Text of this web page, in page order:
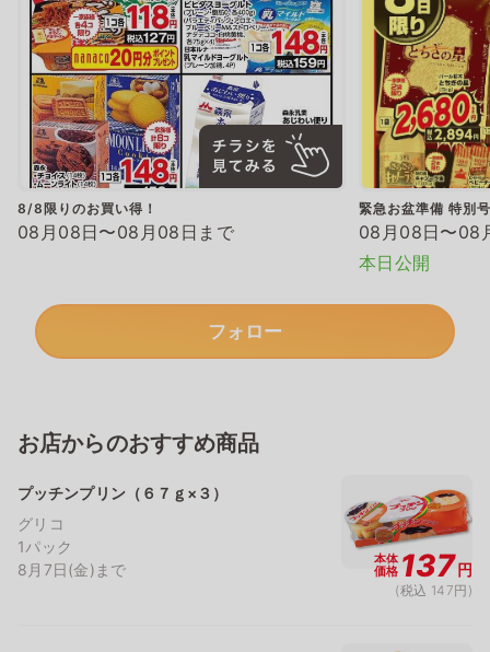
8/8限りのお買い得！
08月08日〜08月08日まで
緊急お盆準備 特別号
08月08日〜08
本日公開
フォロー
お店からのおすすめ商品
プッチンプリン（６７ｇ×３）
グリコ
1パック
8月7日(金)まで
本体
価格 137円
(税込 147円)